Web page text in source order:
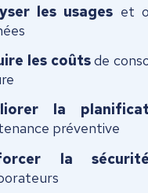
les usages et
les coûtsde
la
préventive
la sécurité